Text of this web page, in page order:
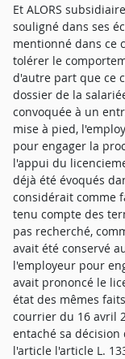
Et ALORS
souligné dans ses
mentionné dans ce
tolérer le
d'autre part que ce
dossier de la
convoquée à un
mise à pied,
pour engager la
l'appui du
déjà été évoqués
considérait comme
tenu compte des
pas recherché,
avait été conservé
l'employeur pour
avait prononcé le
état des mêmes
courrier du 16 avril
entaché sa
l'article l'article L.